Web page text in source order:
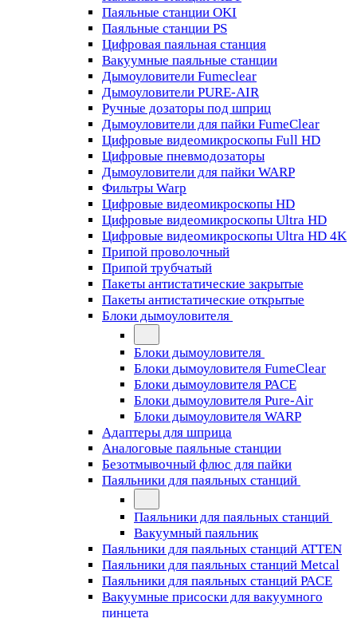
Паяльные станции OKI
Паяльные станции PS
Цифровая паяльная станция
Вакуумные паяльные станции
Дымоуловители Fumeclear
Дымоуловители PURE-AIR
Ручные дозаторы под шприц
Дымоуловители для пайки FumeClear
Цифровые видеомикроскопы Full HD
Цифровые пневмодозаторы
Дымоуловители для пайки WARP
Фильтры Warp
Цифровые видеомикроскопы HD
Цифровые видеомикроскопы Ultra HD
Цифровые видеомикроскопы Ultra HD 4K
Припой проволочный
Припой трубчатый
Пакеты антистатические закрытые
Пакеты антистатические открытые
Блоки дымоуловителя
Блоки дымоуловителя
Блоки дымоуловителя FumeClear
Блоки дымоуловителя PACE
Блоки дымоуловителя Pure-Air
Блоки дымоуловителя WARP
Адаптеры для шприца
Аналоговые паяльные станции
Безотмывочный флюс для пайки
Паяльники для паяльных станций
Паяльники для паяльных станций
Вакуумный паяльник
Паяльники для паяльных станций ATTEN
Паяльники для паяльных станций Metcal
Паяльники для паяльных станций PACE
Вакуумные присоски для вакуумного
пинцета